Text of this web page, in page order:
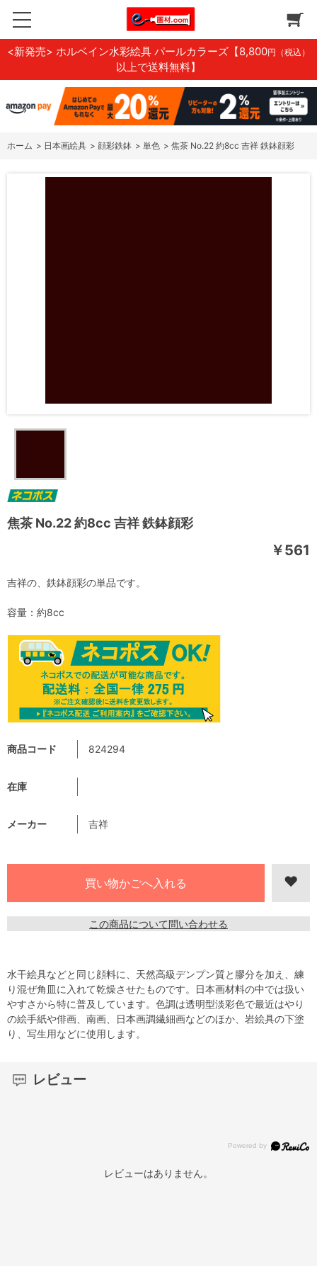
<新発売> ホルベイン水彩絵具 パールカラーズ 【8,800円（税込）
以上で送料無料】
ホーム > 日本画絵具 > 顔彩鉄鉢 > 単色 > 焦茶 No.22 約8cc 吉祥 鉄鉢顔彩
焦茶 No.22 約8cc 吉祥 鉄鉢顔彩
￥561
商品コード 824294
在庫
メーカー 吉祥
この商品について問い合わせる
吉祥の、鉄鉢顔彩の単品です。
容量：約8cc
水干絵具などと同じ顔料に、天然高級デンプン質と膠分を加え、練
り混ぜ角皿に入れて乾燥させたものです。日本画材料の中では扱い
やすさから特に普及しています。色調は透明型淡彩色で最近はやり
の絵手紙や俳画、南画、日本画調繊細画などのほか、岩絵具の下塗
り、写生用などに使用します。
レビュー
レビューはありません。